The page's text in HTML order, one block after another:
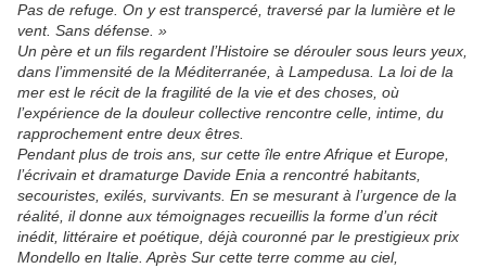
Pas de refuge. On y est transpercé, traversé par la lumière et le
vent. Sans défense. »
Un père et un fils regardent l’Histoire se dérouler sous leurs yeux,
dans l’immensité de la Méditerranée, à Lampedusa. La loi de la
mer est le récit de la fragilité de la vie et des choses, où
l’expérience de la douleur collective rencontre celle, intime, du
rapprochement entre deux êtres.
Pendant plus de trois ans, sur cette île entre Afrique et Europe,
l’écrivain et dramaturge Davide Enia a rencontré habitants,
secouristes, exilés, survivants. En se mesurant à l’urgence de la
réalité, il donne aux témoignages recueillis la forme d’un récit
inédit, littéraire et poétique, déjà couronné par le prestigieux prix
Mondello en Italie. Après Sur cette terre comme au ciel,